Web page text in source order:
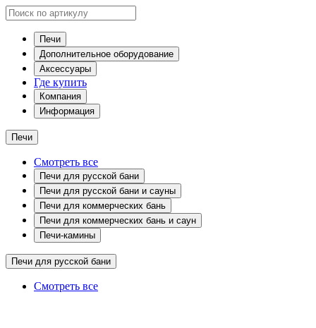
Печи
Дополнительное оборудование
Аксессуары
Где купить
Компания
Информация
Печи
Смотреть все
Печи для русской бани
Печи для русской бани и сауны
Печи для коммерческих бань
Печи для коммерческих бань и саун
Печи-камины
Печи для русской бани
Смотреть все